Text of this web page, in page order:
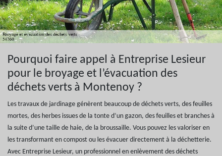
Pourquoi faire appel à Entreprise Lesieur
pour le broyage et l’évacuation des
déchets verts à Montenoy ?
Les travaux de jardinage génèrent beaucoup de déchets verts, des feuilles
mortes, des herbes issues de la tonte d’un gazon, des feuilles et branches à
la suite d’une taille de haie, de la broussaille. Vous pouvez les valoriser en
les transformant en compost ou les évacuer directement à la déchetterie.
Avec Entreprise Lesieur, un professionnel en enlèvement des déchets